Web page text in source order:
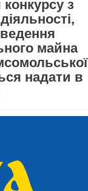
з
майна
надати в